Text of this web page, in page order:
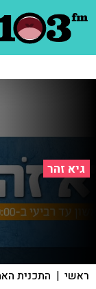
גיא זהר
ראשי | התכנית